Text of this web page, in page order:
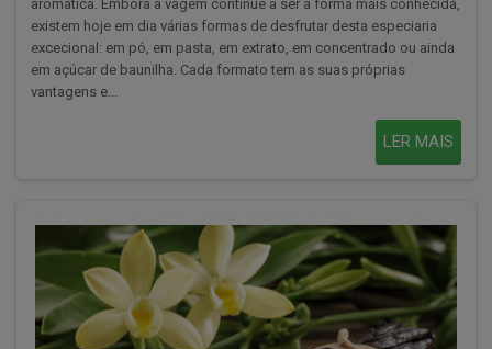
aromática. Embora a vagem continue a ser a forma mais conhecida,
existem hoje em dia várias formas de desfrutar desta especiaria
excecional: em pó, em pasta, em extrato, em concentrado ou ainda
em açúcar de baunilha. Cada formato tem as suas próprias
vantagens e...
LER MAIS